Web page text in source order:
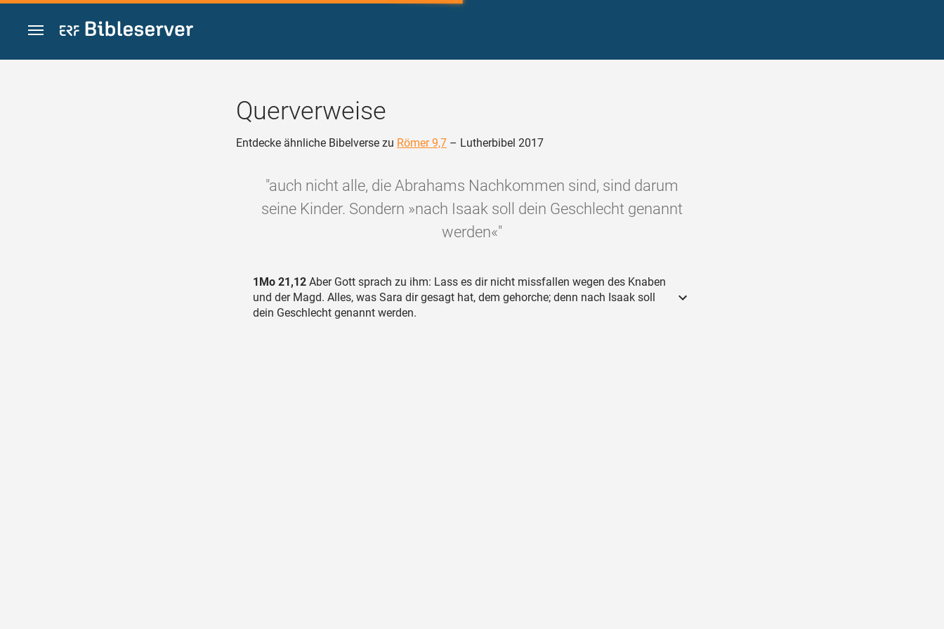
Zum Inhalt springen
Querverweise
Entdecke ähnliche Bibelverse zu Römer 9,7 – Lutherbibel 2017
"auch nicht alle, die Abrahams Nachkommen sind, sind darum
seine Kinder. Sondern »nach Isaak soll dein Geschlecht genannt
werden«"
1Mo 21,12 Aber Gott sprach zu ihm: Lass es dir nicht missfallen wegen des Knaben
und der Magd. Alles, was Sara dir gesagt hat, dem gehorche; denn nach Isaak soll
dein Geschlecht genannt werden.